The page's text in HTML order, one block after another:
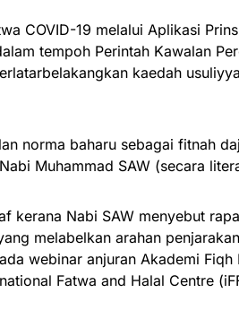
COVID-19 melalui Aplikasi
tempoh Perintah Kawalan
kaedah
norma baharu sebagai fitnah
Muhammad SAW (secara
kerana Nabi SAW menyebut
melabelkan arahan
webinar anjuran Akademi Fiqh
Fatwa and Halal Centre